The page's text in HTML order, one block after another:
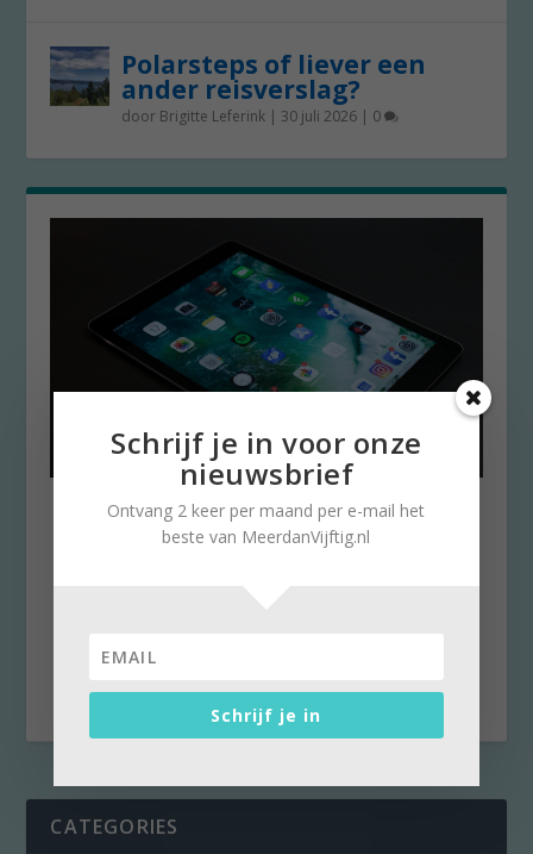
Polarsteps of liever een
ander reisverslag?
door Brigitte Leferink | 30 juli 2026 | 0
Refurbished iPad populair bij
gezinnen
CATEGORIES
Schrijf je in voor onze
nieuwsbrief
Ontvang 2 keer per maand per e-mail het
beste van MeerdanVijftig.nl
Schrijf je in